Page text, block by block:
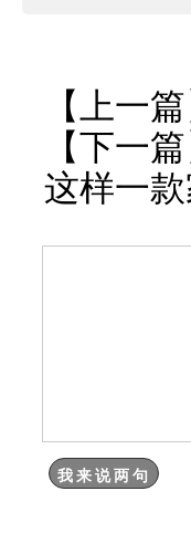
【上一篇
【下一篇
这样一